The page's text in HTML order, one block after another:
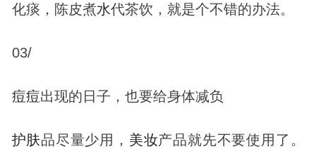
化痰，陈皮煮水代茶饮，就是个不错的办法。
03/
痘痘出现的日子，也要给身体减负
护肤品尽量少用， 美妆产品就先不要使用了。